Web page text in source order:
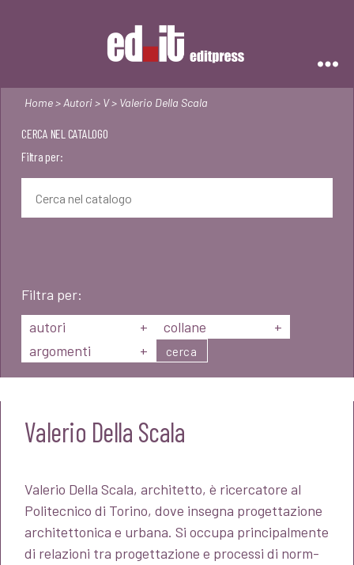
Home> Autori> V> Valerio Della Scala
CERCA NEL CATALOGO
Filtra per:
Filtra per:
autori
+ collane
+
argomenti
+ cerca
Valerio Della Scala
Valerio Della Scala, architetto, è ricercatore al
Politecnico di Torino, dove insegna progettazione
architettonica e urbana. Si occupa principalmente
di relazioni tra progettazione e processi di norm-